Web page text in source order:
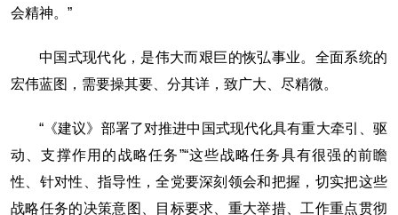
会精神。”
中国式现代化，是伟大而艰巨的恢弘事业。全面系统的
宏伟蓝图，需要操其要、分其详，致广大、尽精微。
“《建议》部署了对推进中国式现代化具有重大牵引、驱
动、支撑作用的战略任务”“这些战略任务具有很强的前瞻
性、针对性、指导性，全党要深刻领会和把握，切实把这些
战略任务的决策意图、目标要求、重大举措、工作重点贯彻